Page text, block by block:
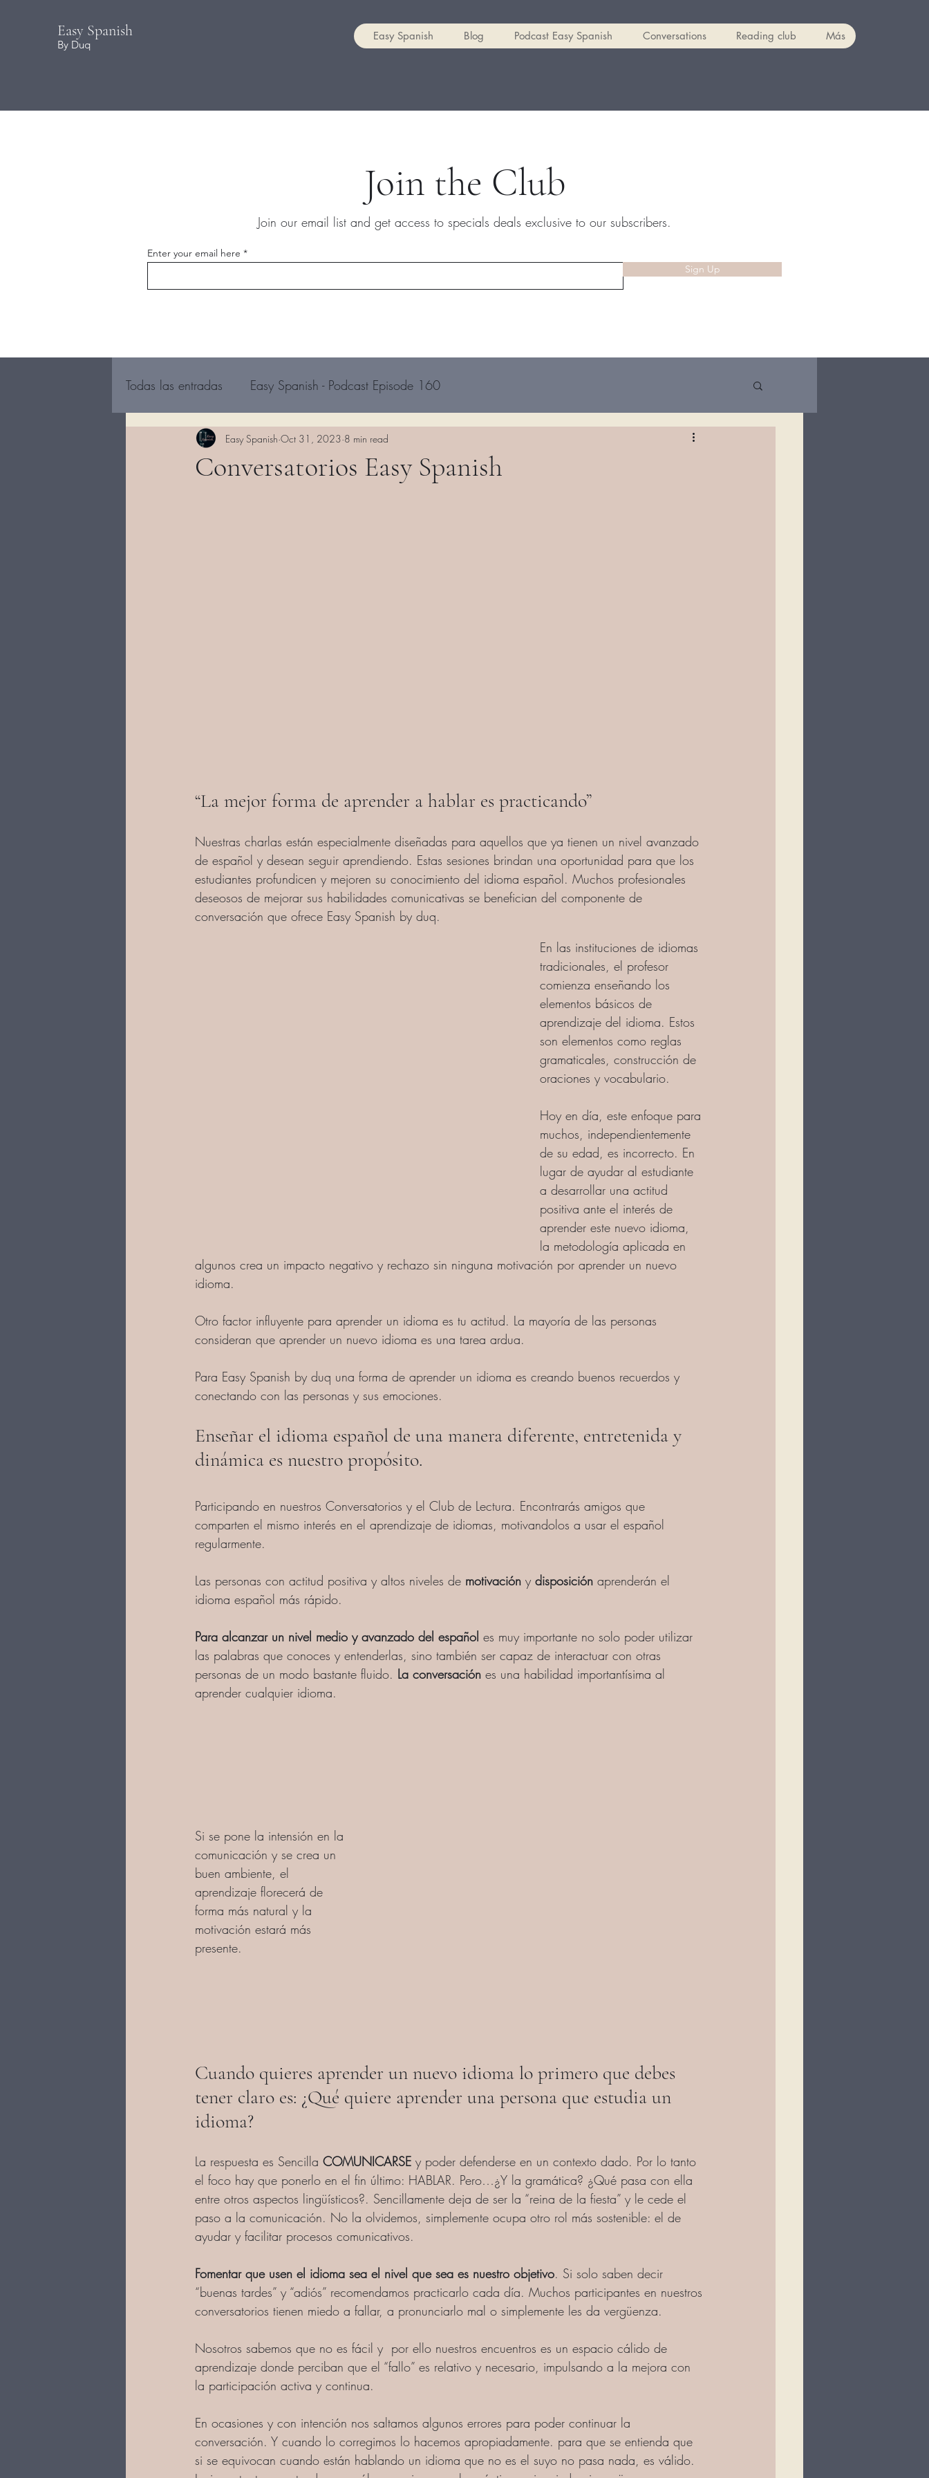
Easy Spanish
By Duq
Easy Spanish Blog Podcast Easy Spanish Conversations Reading club Más
Join the Club
Join our email list and get access to specials deals exclusive to our subscribers.
Enter your email here
Sign Up
Todas las entradas Easy Spanish - Podcast Episode 160
Conversatorios Easy Spanish
Easy Spanish Oct 31, 2023 8 min read
“La mejor forma de aprender a hablar es practicando”
Nuestras charlas están especialmente diseñadas para aquellos que ya tienen un nivel avanzado
de español y desean seguir aprendiendo. Estas sesiones brindan una oportunidad para que los
estudiantes profundicen y mejoren su conocimiento del idioma español. Muchos profesionales
deseosos de mejorar sus habilidades comunicativas se benefician del componente de
conversación que ofrece Easy Spanish by duq.
En las instituciones de idiomas
tradicionales, el profesor
comienza enseñando los
elementos básicos de
aprendizaje del idioma. Estos
son elementos como reglas
gramaticales, construcción de
oraciones y vocabulario.
Hoy en día, este enfoque para
muchos, independientemente
de su edad, es incorrecto. En
lugar de ayudar al estudiante
a desarrollar una actitud
positiva ante el interés de
aprender este nuevo idioma,
la metodología aplicada en
algunos crea un impacto negativo y rechazo sin ninguna motivación por aprender un nuevo
idioma.
Otro factor influyente para aprender un idioma es tu actitud. La mayoría de las personas
consideran que aprender un nuevo idioma es una tarea ardua.
Para Easy Spanish by duq una forma de aprender un idioma es creando buenos recuerdos y
conectando con las personas y sus emociones.
Enseñar el idioma español de una manera diferente, entretenida y
dinámica es nuestro propósito.
Participando en nuestros Conversatorios y el Club de Lectura. Encontrarás amigos que
comparten el mismo interés en el aprendizaje de idiomas, motivandolos a usar el español
regularmente.
Las personas con actitud positiva y altos niveles de motivación y disposición aprenderán el
idioma español más rápido.
Para alcanzar un nivel medio y avanzado del español es muy importante no solo poder utilizar
las palabras que conoces y entenderlas, sino también ser capaz de interactuar con otras
personas de un modo bastante fluido. La conversación es una habilidad importantísima al
aprender cualquier idioma.
Si se pone la intensión en la
comunicación y se crea un
buen ambiente, el
aprendizaje florecerá de
forma más natural y la
motivación estará más
presente.
Cuando quieres aprender un nuevo idioma lo primero que debes
tener claro es: ¿Qué quiere aprender una persona que estudia un
idioma?
La respuesta es Sencilla COMUNICARSE y poder defenderse en un contexto dado. Por lo tanto
el foco hay que ponerlo en el fin último: HABLAR. Pero…¿Y la gramática? ¿Qué pasa con ella
entre otros aspectos lingüísticos?. Sencillamente deja de ser la “reina de la fiesta” y le cede el
paso a la comunicación. No la olvidemos, simplemente ocupa otro rol más sostenible: el de
ayudar y facilitar procesos comunicativos.
Fomentar que usen el idioma sea el nivel que sea es nuestro objetivo. Si solo saben decir
“buenas tardes” y “adiós” recomendamos practicarlo cada día. Muchos participantes en nuestros
conversatorios tienen miedo a fallar, a pronunciarlo mal o simplemente les da vergüenza.
Nosotros sabemos que no es fácil y  por ello nuestros encuentros es un espacio cálido de
aprendizaje donde perciban que el “fallo” es relativo y necesario, impulsando a la mejora con
la participación activa y continua.
En ocasiones y con intención nos saltamos algunos errores para poder continuar la
conversación. Y cuando lo corregimos lo hacemos apropiadamente. para que se entienda que
si se equivocan cuando están hablando un idioma que no es el suyo no pasa nada, es válido.